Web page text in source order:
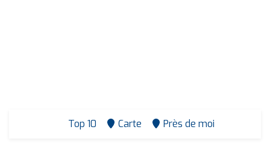
Top 10 Carte Près de moi